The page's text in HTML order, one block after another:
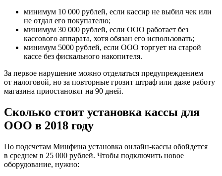
минимум 10 000 рублей, если кассир не выбил чек или
не отдал его покупателю;
минимум 30 000 рублей, если ООО работает без
кассового аппарата, хотя обязан его использовать;
минимум 5000 рублей, если ООО торгует на старой
кассе без фискального накопителя.
За первое нарушение можно отделаться предупреждением
от налоговой, но за повторные грозит штраф или даже работу
магазина приостановят на 90 дней.
Сколько стоит установка кассы для
ООО в 2018 году
По подсчетам Минфина установка онлайн-кассы обойдется
в среднем в 25 000 рублей. Чтобы подключить новое
оборудование, нужно: